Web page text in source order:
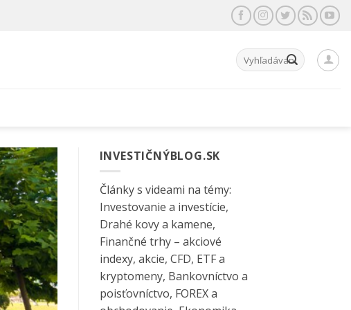
Hľadať:
INVESTIČNÝBLOG.SK
Články s videami na témy:
Investovanie a investície,
Drahé kovy a kamene,
Finančné trhy – akciové
indexy, akcie, CFD, ETF a
kryptomeny, Bankovníctvo a
poisťovníctvo, FOREX a